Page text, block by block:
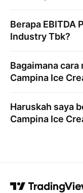
Berapa EBITDA
Industry Tbk?
Bagaimana
Campina Ice
Haruskah saya
Campina Ice